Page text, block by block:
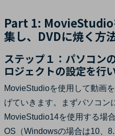
Part 1: MovieStudio
集し、DVDに焼く方
ステップ１：パソコン
ロジェクトの設定を行
MovieStudioを使用して動画
げていきます。まずパソコン
MovieStudio14を使用する場
OS（Windowsの場合は10、